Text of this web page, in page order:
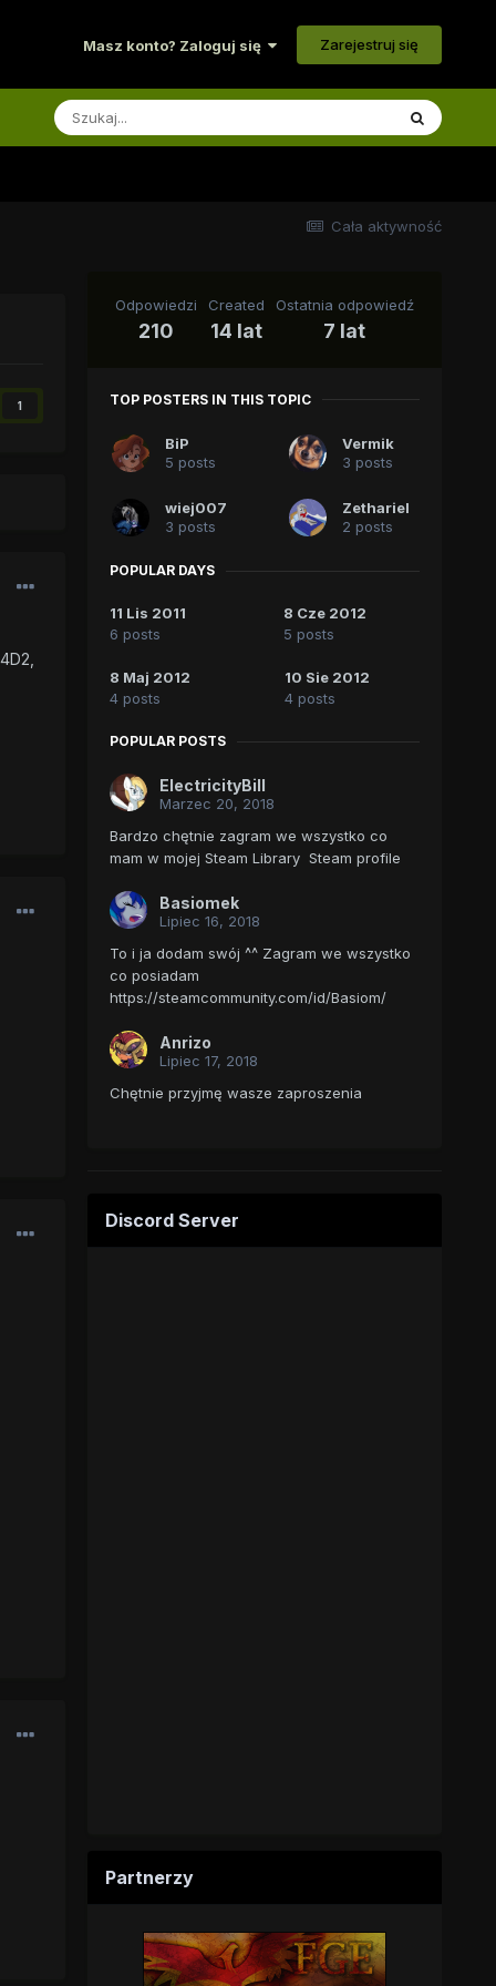
Masz konto? Zaloguj się Zarejestruj się
Cała aktywność
1
Odpowiedzi
210
Created
14 lat
Ostatnia odpowiedź
7 lat
TOP POSTERS IN THIS TOPIC
BiP
5 posts
Vermik
3 posts
wiej007
3 posts
Zethariel
2 posts
POPULAR DAYS
11 Lis 2011
6 posts
8 Cze 2012
5 posts
8 Maj 2012
4 posts
10 Sie 2012
4 posts
POPULAR POSTS
ElectricityBill
Marzec 20, 2018
Bardzo chętnie zagram we wszystko co
mam w mojej Steam Library Steam profile
Basiomek
Lipiec 16, 2018
To i ja dodam swój ^^ Zagram we wszystko
co posiadam
https://steamcommunity.com/id/Basiom/
Anrizo
Lipiec 17, 2018
Chętnie przyjmę wasze zaproszenia
Discord Server
Partnerzy